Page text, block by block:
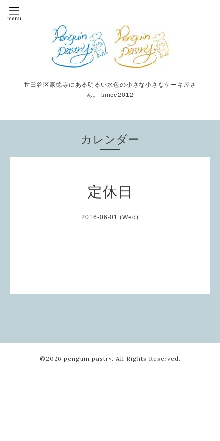
世田谷区豪徳寺にある明るい水色の小さな小さなケーキ屋さ
ん。 since2012
カレンダー
定休日
2016-06-01 (Wed)
©2026 penguin pastry. All Rights Reserved.